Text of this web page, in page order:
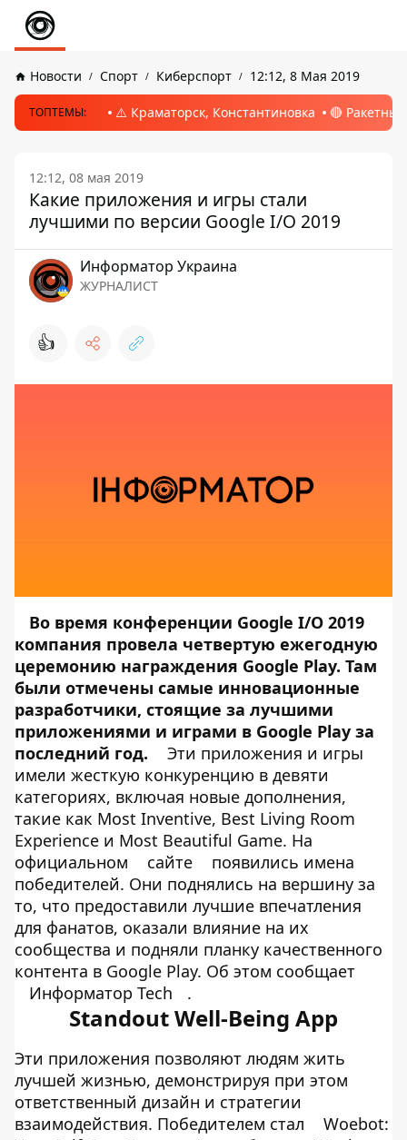
Новости Спорт Киберспорт 12:12, 8 Мая 2019
ТОПТЕМЫ: ⚠️ Краматорск, Константиновка 🔴
12:12, 08 мая 2019
Какие приложения и игры стали
лучшими по версии Google I/O 2019
Информатор Украина
ЖУРНАЛИСТ
👍
Во время конференции Google I/O 2019
компания провела четвертую ежегодную
церемонию награждения Google Play. Там
были отмечены самые инновационные
разработчики, стоящие за лучшими
приложениями и играми в Google Play за
последний год.
Эти приложения и игры
имели жесткую конкуренцию в девяти
категориях, включая новые дополнения,
такие как Most Inventive, Best Living Room
Experience и Most Beautiful Game. На
официальном
сайте
появились имена
победителей. Они поднялись на вершину за
то, что предоставили лучшие впечатления
для фанатов, оказали влияние на их
сообщества и подняли планку качественного
контента в Google Play. Об этом сообщает
Информатор Tech
.
Standout Well-Being App
Эти приложения позволяют людям жить
лучшей жизнью, демонстрируя при этом
ответственный дизайн и стратегии
взаимодействия. Победителем стал
Woebot: